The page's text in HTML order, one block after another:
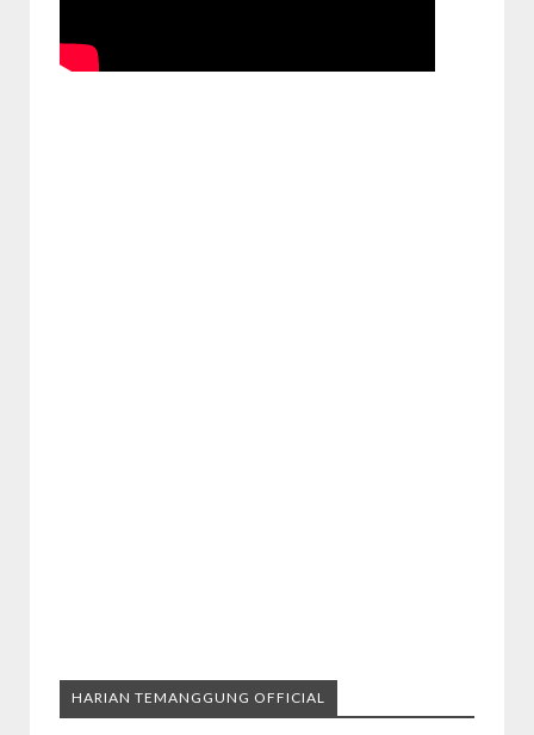
HARIAN TEMANGGUNG OFFICIAL